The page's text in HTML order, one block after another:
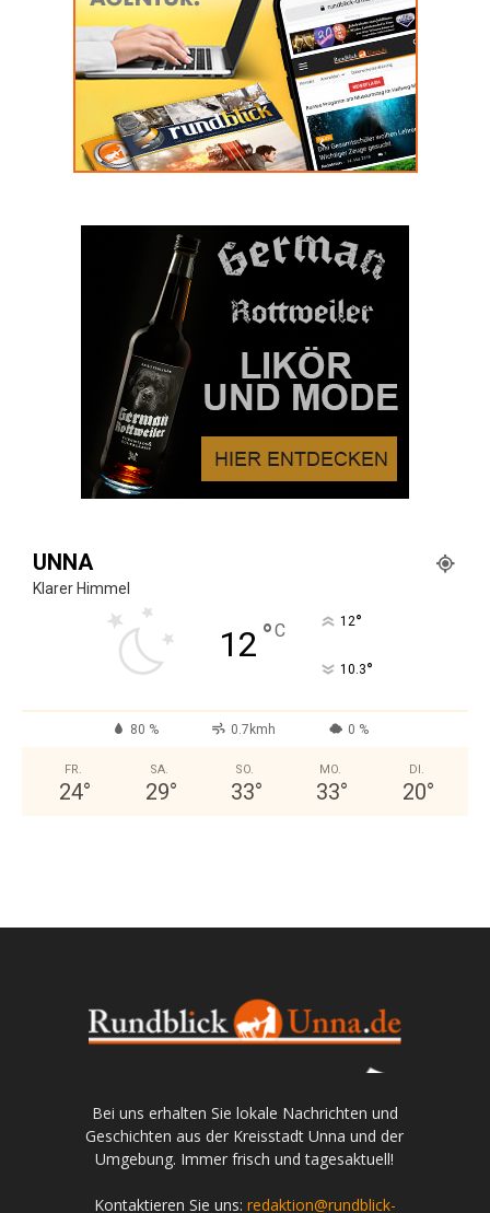
UNNA
Klarer Himmel
12 °C 12°
10.3°
80 % 0.7kmh 0 %
FR.
24°
SA.
29°
SO.
33°
MO.
33°
DI.
20°
Bei uns erhalten Sie lokale Nachrichten und
Geschichten aus der Kreisstadt Unna und der
Umgebung. Immer frisch und tagesaktuell!
Kontaktieren Sie uns: redaktion@rundblick-